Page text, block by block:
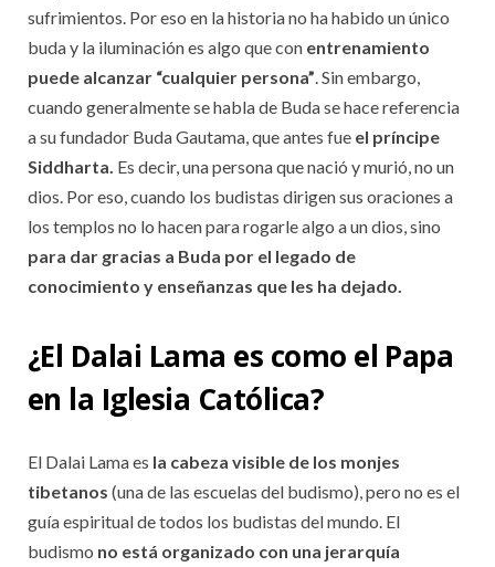
sufrimientos. Por eso en la historia no ha habido un único
buda y la iluminación es algo que con entrenamiento
puede alcanzar “cualquier persona”. Sin embargo,
cuando generalmente se habla de Buda se hace referencia
a su fundador Buda Gautama, que antes fue el príncipe
Siddharta. Es decir, una persona que nació y murió, no un
dios. Por eso, cuando los budistas dirigen sus oraciones a
los templos no lo hacen para rogarle algo a un dios, sino
para dar gracias a Buda por el legado de
conocimiento y enseñanzas que les ha dejado.
¿El Dalai Lama es como el Papa
en la Iglesia Católica?
El Dalai Lama es la cabeza visible de los monjes
tibetanos (una de las escuelas del budismo), pero no es el
guía espiritual de todos los budistas del mundo. El
budismo no está organizado con una jerarquía